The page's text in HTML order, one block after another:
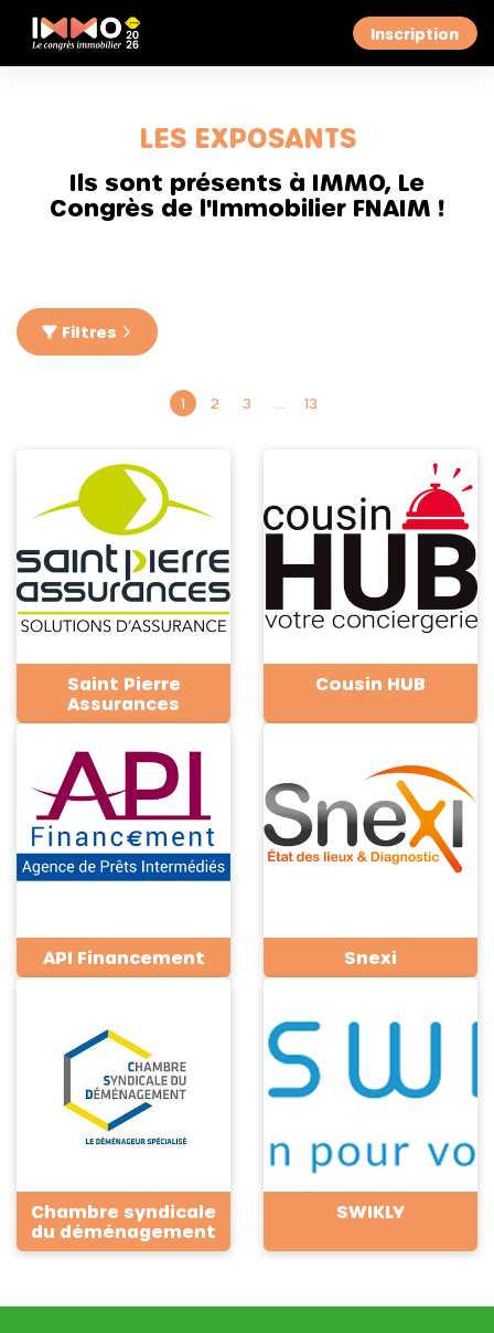
Inscription
LES EXPOSANTS
Ils sont présents à IMMO, Le
Congrès de l'Immobilier FNAIM !
Filtres
1 2 3 13
Saint Pierre
Assurances
Cousin HUB
API Financement Snexi
Chambre syndicale
du déménagement
SWIKLY